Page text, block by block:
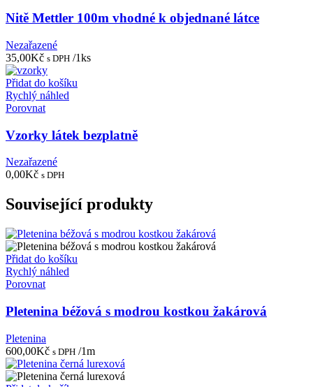
Nitě Mettler 100m vhodné k objednané látce
Nezařazené
35,00Kč s DPH /1ks
Přidat do košíku
Rychlý náhled
Porovnat
Vzorky látek bezplatně
Nezařazené
0,00Kč s DPH
Související produkty
Přidat do košíku
Rychlý náhled
Porovnat
Pletenina béžová s modrou kostkou žakárová
Pletenina
600,00Kč s DPH /1m